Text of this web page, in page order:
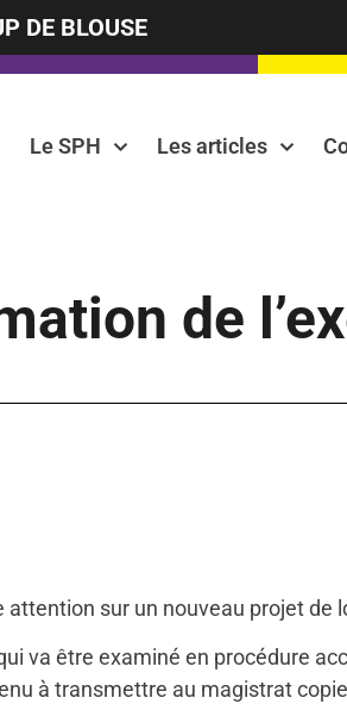
DE BLOUSE
Le SPH Les articles
de
sur un nouveau projet de
va être examiné en procédure
à transmettre au magistrat